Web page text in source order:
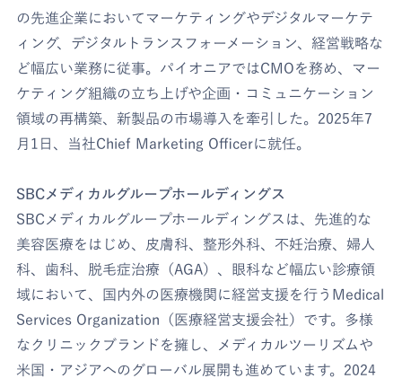
の先進企業においてマーケティングやデジタルマーケテ
ィング、デジタルトランスフォーメーション、経営戦略な
ど幅広い業務に従事。パイオニアではCMOを務め、マー
ケティング組織の立ち上げや企画・コミュニケーション
領域の再構築、新製品の市場導入を牽引した。2025年7
月1日、当社Chief Marketing Officerに就任。
SBCメディカルグループホールディングス
SBCメディカルグループホールディングスは、先進的な
美容医療をはじめ、皮膚科、整形外科、不妊治療、婦人
科、歯科、脱毛症治療（AGA）、眼科など幅広い診療領
域において、国内外の医療機関に経営支援を行うMedical
Services Organization（医療経営支援会社）です。多様
なクリニックブランドを擁し、メディカルツーリズムや
米国・アジアへのグローバル展開も進めています。2024